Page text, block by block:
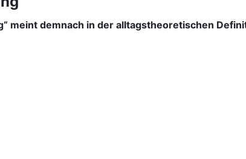
meint demnach in der alltagstheoretischen